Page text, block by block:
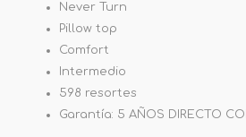
Never Turn
Pillow top
Comfort
Intermedio
598 resortes
Garantía: 5 AÑOS DIRECTO